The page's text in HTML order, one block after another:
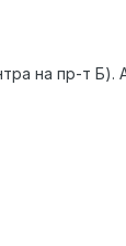
на пр-т Б).